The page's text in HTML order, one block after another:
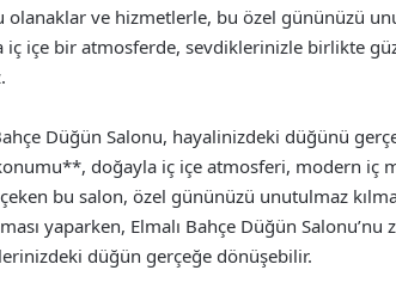
ve hizmetlerle, bu özel gününüzü
içe bir atmosferde, sevdiklerinizle birlikte
Düğün Salonu, hayalinizdeki düğünü
doğayla iç içe atmosferi, modern iç
bu salon, özel gününüzü unutulmaz
yaparken, Elmalı Bahçe Düğün Salonu’nu
düğün gerçeğe dönüşebilir.